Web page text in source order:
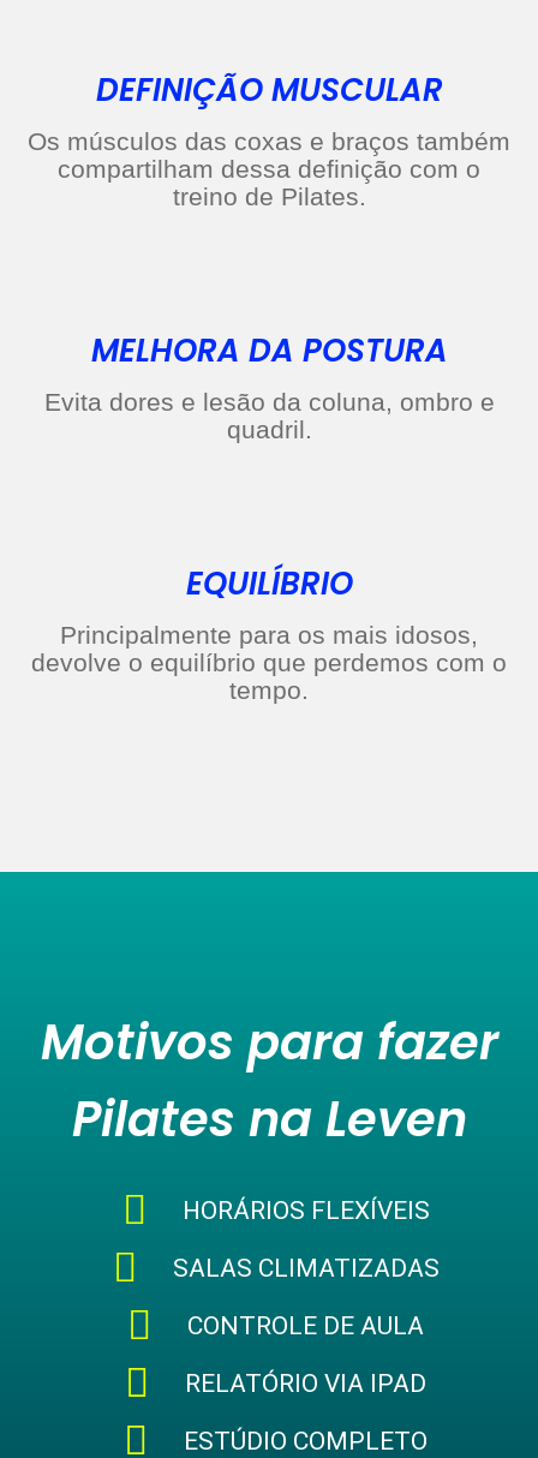
DEFINIÇÃO MUSCULAR
Os músculos das coxas e braços também
compartilham dessa definição com o
treino de Pilates.
MELHORA DA POSTURA
Evita dores e lesão da coluna, ombro e
quadril.
EQUILÍBRIO
Principalmente para os mais idosos,
devolve o equilíbrio que perdemos com o
tempo.
Motivos para fazer
Pilates na Leven
HORÁRIOS FLEXÍVEIS
SALAS CLIMATIZADAS
CONTROLE DE AULA
RELATÓRIO VIA IPAD
ESTÚDIO COMPLETO